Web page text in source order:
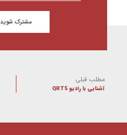
مشترک شوید
مطلب قبلی
آشنایی با رادیو QRT5